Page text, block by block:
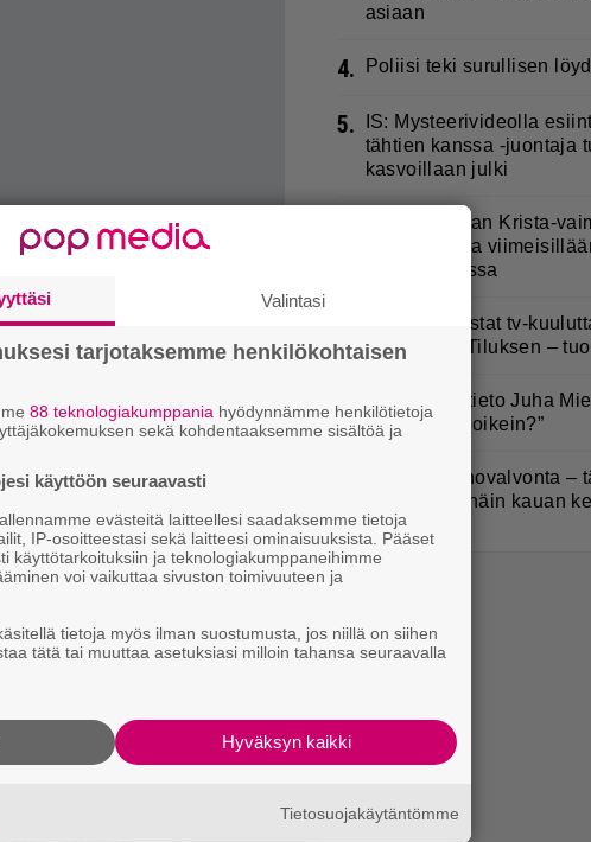
tänään voisin kun oot niin
asiaan
4. Poliisi teki surullisen
5.
IS: Mysteerivideolla
tähtien kanssa -juontaja
kasvoillaan julki
Janne Katajan Krista-
raskausvatsa
Puuhaparkissa
Vieläkö muistat tv-
Anna-Liisa Tiluksen –
8.
Pysäyttävä tieto Juha
”Onko tämä oikein?”
Poliisilla tehovalvonta –
kysymys ja näin kauan
Valintasi
tarjotaksemme henkilökohtaisen
88 teknologiakumppania hyödynnämme henkilötietoja
sekä kohdentaaksemme sisältöä ja
käyttöön seuraavasti
evästeitä laitteellesi saadaksemme tietoja
IP-osoitteestasi sekä laitteesi ominaisuuksista. Pääset
käyttötarkoituksiin ja teknologiakumppaneihimme
voi vaikuttaa sivuston toimivuuteen ja
tietoja myös ilman suostumusta, jos niillä on siihen
tätä tai muuttaa asetuksiasi milloin tahansa seuraavalla
Hyväksyn kaikki
Tietosuojakäytäntömme